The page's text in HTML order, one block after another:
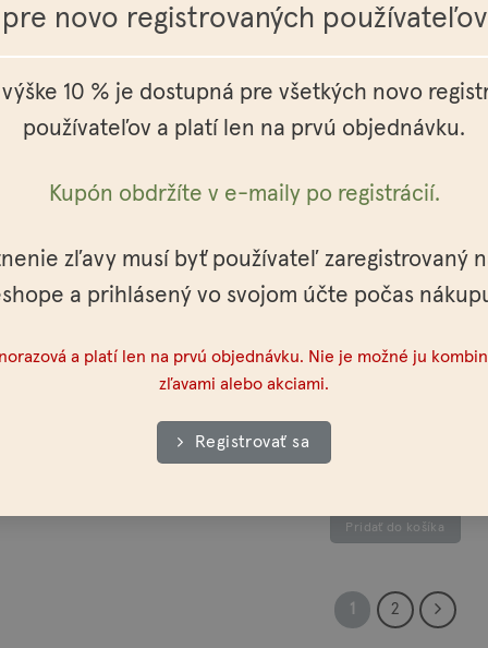
pre novo registrovaných používateľov
10 % je dostupná pre všetkých novo
používateľov a platí len na prvú objednávku.
Kupón obdržíte v e-maily po registrácií.
zľavy musí byť používateľ zaregistrovaný
a prihlásený vo svojom účte počas
a platí len na prvú objednávku. Nie je možné ju
zľavami alebo akciami.
Registrovať sa
Hodnotenie
Pridať do košíka
upchaté póry
Pridať do košíka
Pánsky balzam na bradu a fúzy so
santalovým drevom a citrónom
Mydlo pre psíka DVE MALÉ
Repelentné psie mydlo
Pridať do košíka
1 2